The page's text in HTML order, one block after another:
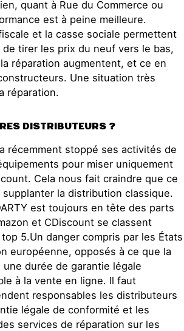
quant à Rue du Commerce ou
est à peine meilleure.
et la casse sociale permettent
tirer les prix du neuf vers le bas,
réparation augmentent, et ce en
Une situation très
réparation.
DISTRIBUTEURS ?
récemment stoppé ses activités de
pour miser uniquement
Cela nous fait craindre que ce
la distribution classique.
est toujours en tête des parts
et CDiscount se classent
5.Un danger compris par les États
européenne, opposés à ce que la
une durée de garantie légale
à la vente en ligne. ll faut
responsables les distributeurs
légale de conformité et les
services de réparation sur les